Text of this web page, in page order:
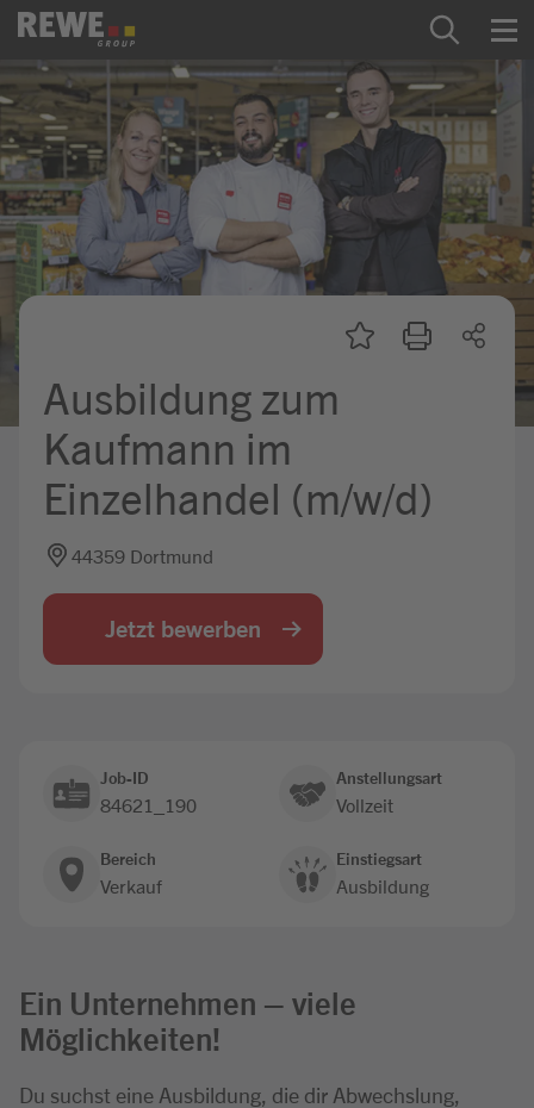
Zum Inhalt springen
Startseite
REWE Group als Arbeitgeber
Ausbildung & Studium
Praktikum & Werkstudium
Mein Kandidat:innenprofil
Ausbildung zum
Kaufmann im
Einzelhandel (m/w/d)
44359 Dortmund
Jetzt bewerben
Job-ID
84621_190
Anstellungsart
Vollzeit
Bereich
Verkauf
Einstiegsart
Ausbildung
Ein Unternehmen – viele
Möglichkeiten!
Du suchst eine Ausbildung, die dir Abwechslung,